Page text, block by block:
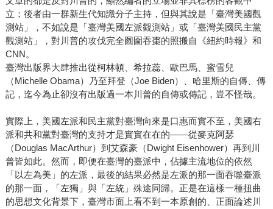
立；後者由一群新生代知識分子主持，但與其說是「臺灣美國觀
測站」，不如說是「臺灣美國左派觀測站」或「臺灣美國民主黨
觀測站」，對川普的攻伐完全囫圇吞棗的照搬自《紐約時報》和
CNN。
臺灣出版界大肆推出從柯林頓、希拉蕊、歐巴馬、蜜雪兒
（Michelle Obama）乃至拜登（Joe Biden）、哈里斯的自傳、傳
記，迄今為止卻沒有出版過一本川普的自傳或傳記，豈不怪哉。
實際上，美國左派和民主黨對臺灣向來是口惠而實不至，美國右
派和共和黨對臺灣的支持才是實實在在的——從麥克阿瑟
（Douglas MacArthur）到艾森豪（Dwight Eisenhower）再到川
普皆如此。然而，即便在臺灣的臺派中，佔據主流地位的依然
「以左為美」的左派，最後的結果必然是左派的那一面吞噬臺派
的那一面，「左獨」與「左統」殊途同歸。正是在這樣一種扭曲
的思想文化背景下，臺灣市面上看不到一本原創的、正面論述川